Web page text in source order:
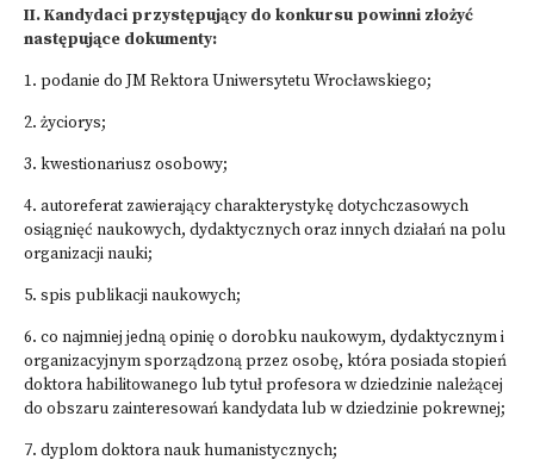
II. Kandydaci przystępujący do konkursu powinni złożyć
następujące dokumenty:
1. podanie do JM Rektora Uniwersytetu Wrocławskiego;
2. życiorys;
3. kwestionariusz osobowy;
4. autoreferat zawierający charakterystykę dotychczasowych
osiągnięć naukowych, dydaktycznych oraz innych działań na polu
organizacji nauki;
5. spis publikacji naukowych;
6. co najmniej jedną opinię o dorobku naukowym, dydaktycznym i
organizacyjnym sporządzoną przez osobę, która posiada stopień
doktora habilitowanego lub tytuł profesora w dziedzinie należącej
do obszaru zainteresowań kandydata lub w dziedzinie pokrewnej;
7. dyplom doktora nauk humanistycznych;